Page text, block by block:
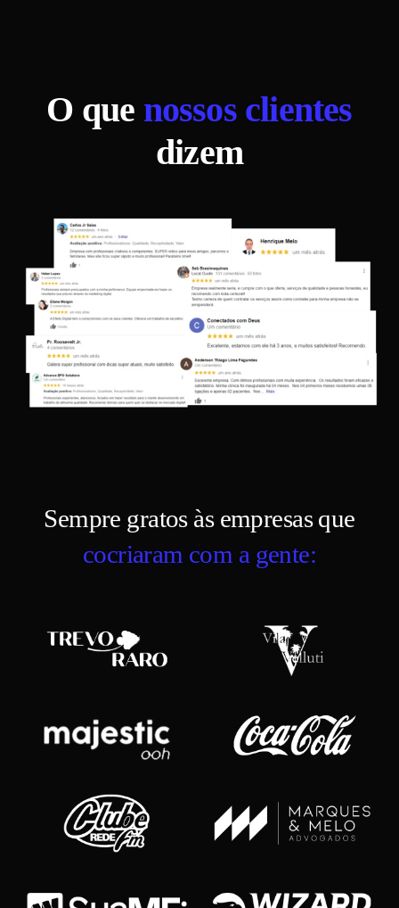
O que nossos clientes
dizem
Sempre gratos às empresas que
cocriaram com a gente: